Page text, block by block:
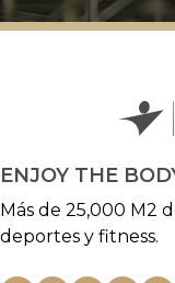
ENJOY THE
Más de 25,000 M2
deportes y fitness.